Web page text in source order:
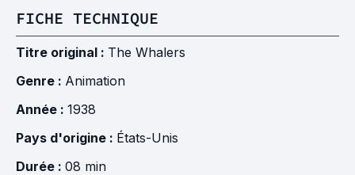
FICHE TECHNIQUE
Titre original : The Whalers
Genre : Animation
Année : 1938
Pays d'origine : États-Unis
Durée : 08 min